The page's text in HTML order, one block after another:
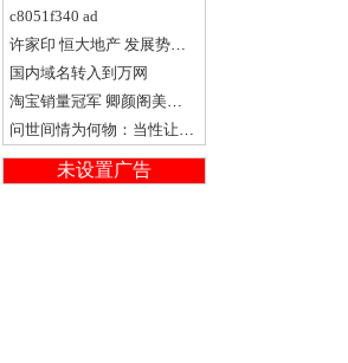
c8051f340 ad
许家印 恒大地产 发展势不可挡
国内域名转入到万网
淘宝销量冠军 卿颜阁美白BB霜 赶超大牌效果 10合一完美清透裸妆
问世间情为何物：当性让女人迷失真爱时
未设置广告